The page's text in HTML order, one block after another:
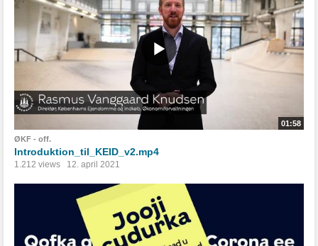
01:58
ØKF - off.
Introduktion_til_KEID_v2.mp4
1.212 views 12. april 2021